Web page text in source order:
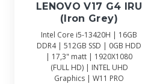
LENOVO V17 G4 IRU
(Iron Grey)
Intel Core i5-13420H | 16GB
DDR4 | 512GB SSD | 0GB HDD
| 17,3" matt | 1920X1080
(FULL HD) | INTEL UHD
Graphics | W11 PRO